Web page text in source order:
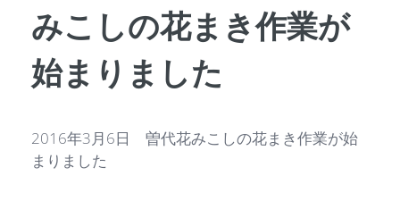
みこしの花まき作業が
始まりました
2016年3月6日 曽代花みこしの花まき作業が始
まりました